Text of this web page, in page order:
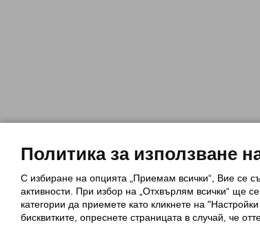
Политика за
Обща политика за
Политика за защита
Политика за използване
С избиране на опцията „Приемам всички“, Вие се
активности. При избор на „Отхвърлям всички“ ще
категории да приемете като кликнете на
бисквитките, опреснете страницата в случай, че